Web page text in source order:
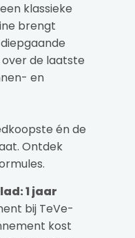
klassieke
brengt
de laatste
en
én de
Ontdek
1 jaar
bij TeVe-
kost